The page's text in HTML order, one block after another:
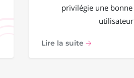
privilégie une
Lire la suite